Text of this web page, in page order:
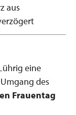
aus
eine
des
Frauentag